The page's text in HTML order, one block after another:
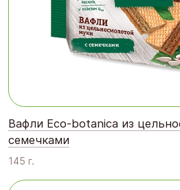
Вафли Eco-botanica из
семечками
145 г.